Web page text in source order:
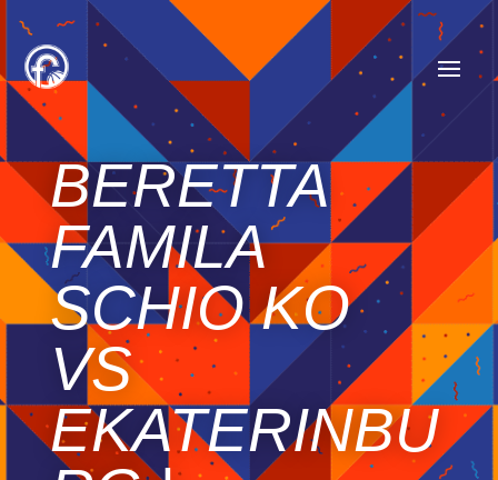
BERETTA
FAMILA
SCHIO KO
VS
EKATERINBU